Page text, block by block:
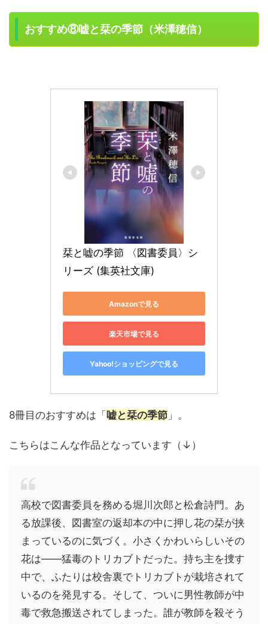
おすすめ⑧嘘と栞の季節（米澤穂信）
栞と嘘の季節 〈図書委員〉シ
リーズ (集英社文庫)
Amazonで見る
楽天市場で見る
Yahoo!ショッピングで見る
8冊目のおすすめは「 嘘と栞の季節 」。
こちらはこんな作品となっています（↓）
高校で図書委員を務める堀川次郎と松倉詩門。あ
る放課後、図書室の返却本の中に押し花の栞が挟
まっているのに気づく。小さくかわいらしいその
花は――猛毒のトリカブトだった。持ち主を捜す
中で、ふたりは校舎裏でトリカブトが栽培されて
いるのを発見する。そして、ついに男性教師が中
毒で救急搬送されてしまった。誰が教師を殺そう